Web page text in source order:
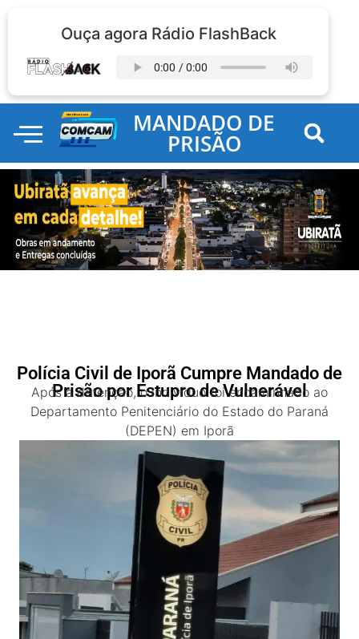
Ouça agora Rádio FlashBack
MANDADO DE
PRISÃO
Polícia Civil de Iporã Cumpre Mandado de
Prisão por Estupro de Vulnerável
Após a detenção, o indivíduo foi encaminhado ao
Departamento Penitenciário do Estado do Paraná
(DEPEN) em Iporã